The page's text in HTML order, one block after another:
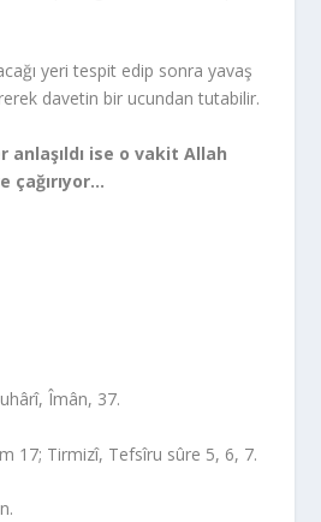
yeri tespit edip sonra yavaş
davetin bir ucundan tutabilir.
anlaşıldı ise o vakit Allah
çağırıyor…
Îmân, 37.
17; Tirmizî, Tefsîru sûre 5, 6, 7.